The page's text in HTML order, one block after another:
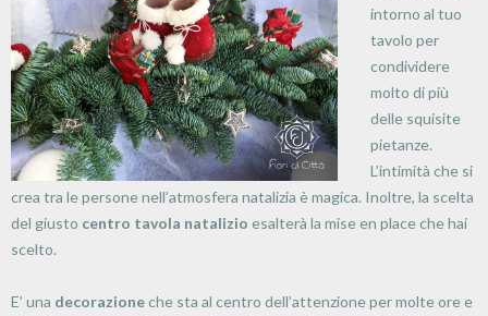
intorno al tuo
tavolo per
condividere
molto di più
delle squisite
pietanze.
L’intimità che si
crea tra le persone nell’atmosfera natalizia è magica. Inoltre, la scelta
del giusto centro tavola natalizio esalterà la mise en place che hai
scelto.
E’ una decorazioneche sta al centro dell’attenzione per molte ore e